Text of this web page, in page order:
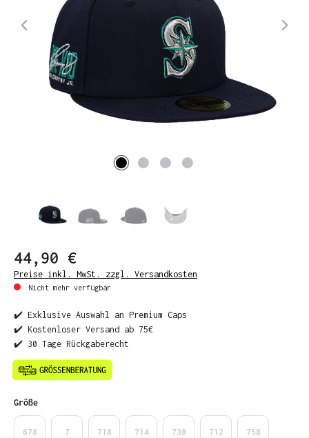
44,90 €
Preise inkl. MwSt. zzgl. Versandkosten
Nicht mehr verfügbar
✔️ Exklusive Auswahl an Premium Caps
✔️ Kostenloser Versand ab 75€
✔️ 30 Tage Rückgaberecht
Größeauswählen
678 7 718 714 738 712 758